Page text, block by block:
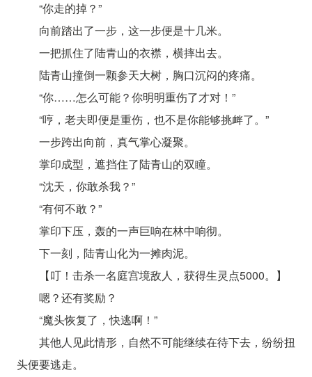
“你走的掉？”
向前踏出了一步，这一步便是十几米。
一把抓住了陆青山的衣襟，横摔出去。
陆青山撞倒一颗参天大树，胸口沉闷的疼痛。
“你……怎么可能？你明明重伤了才对！”
“哼，老夫即便是重伤，也不是你能够挑衅了。”
一步跨出向前，真气掌心凝聚。
掌印成型，遮挡住了陆青山的双瞳。
“沈天，你敢杀我？”
“有何不敢？”
掌印下压，轰的一声巨响在林中响彻。
下一刻，陆青山化为一摊肉泥。
【叮！击杀一名庭宫境敌人，获得生灵点5000。】
嗯？还有奖励？
“魔头恢复了，快逃啊！”
其他人见此情形，自然不可能继续在待下去，纷纷扭
头便要逃走。